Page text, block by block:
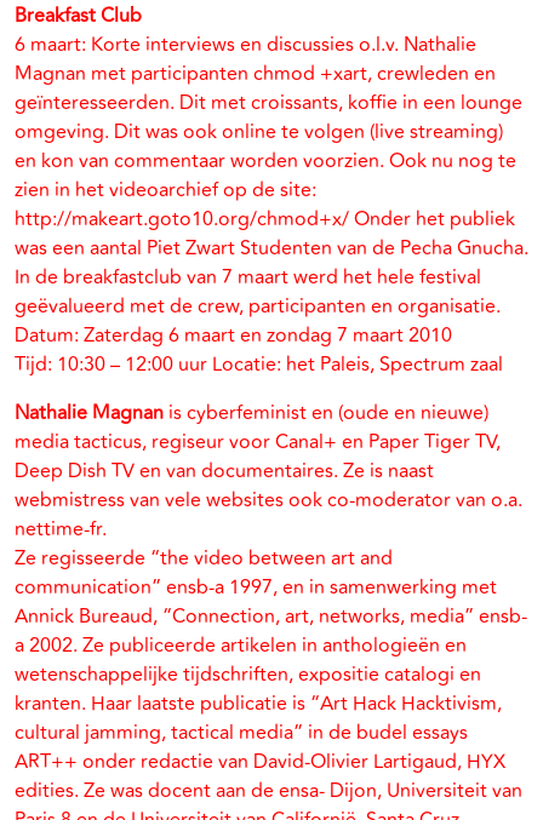
Breakfast Club
6 maart: Korte interviews en discussies o.l.v. Nathalie
Magnan met participanten chmod +xart, crewleden en
geïnteresseerden. Dit met croissants, koffie in een lounge
omgeving. Dit was ook online te volgen (live streaming)
en kon van commentaar worden voorzien. Ook nu nog te
zien in het videoarchief op de site:
http://makeart.goto10.org/chmod+x/ Onder het publiek
was een aantal Piet Zwart Studenten van de Pecha Gnucha.
In de breakfastclub van 7 maart werd het hele festival
geëvalueerd met de crew, participanten en organisatie.
Datum: Zaterdag 6 maart en zondag 7 maart 2010
Tijd: 10:30 – 12:00 uur Locatie: het Paleis, Spectrum zaal
Nathalie Magnan is cyberfeminist en (oude en nieuwe)
media tacticus, regiseur voor Canal+ en Paper Tiger TV,
Deep Dish TV en van documentaires. Ze is naast
webmistress van vele websites ook co-moderator van o.a.
nettime-fr.
Ze regisseerde “the video between art and
communication” ensb-a 1997, en in samenwerking met
Annick Bureaud, “Connection, art, networks, media” ensb-
a 2002. Ze publiceerde artikelen in anthologieën en
wetenschappelijke tijdschriften, expositie catalogi en
kranten. Haar laatste publicatie is “Art Hack Hacktivism,
cultural jamming, tactical media” in de budel essays
ART++ onder redactie van David-Olivier Lartigaud, HYX
edities. Ze was docent aan de ensa- Dijon, Universiteit van